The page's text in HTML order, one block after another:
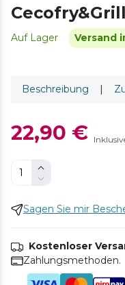
Auf Lager Versand
Beschreibung |
22,90 €
Sagen Sie mir
Kostenloser
Zahlungsmethoden.